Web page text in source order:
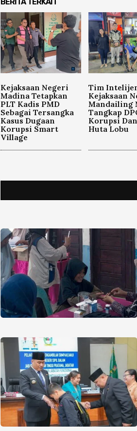
BERITA TERKAIT
Kejaksaan Negeri
Madina Tetapkan
PLT Kadis PMD
Sebagai Tersangka
Kasus Dugaan
Korupsi Smart
Village
Tim
Kejaksaan
Mandailing
Tangkap
Korupsi
Huta Lobu